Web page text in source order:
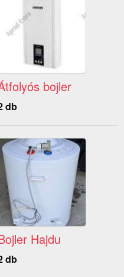
bojler
db
Hajdu
db